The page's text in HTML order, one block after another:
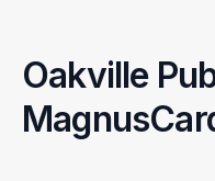
Oakville